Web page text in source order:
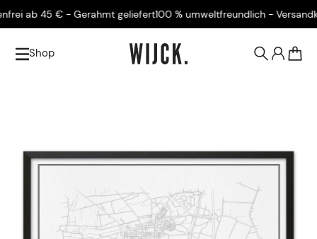
ab 45 € - Gerahmt geliefert100 % umweltfreundlich -
Shop